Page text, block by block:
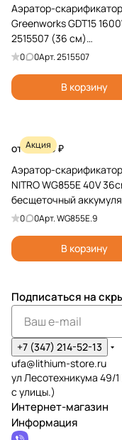
Аэратор-скарификатор
Greenworks GDT15
2515507 (36 см)
электрический
0 0Арт.2515507
В корзину
Акция
от 33 490 ₽
Аэратор-
NITRO WG855E 40V
бесщеточный
0 0Арт.WG855E.9
В корзину
Подписаться на
+7 (347) 214-52-13
ufa@lithium-store.ru
ул Лесотехникума 49/
с улицы.)
Интернет-магазин
Информация